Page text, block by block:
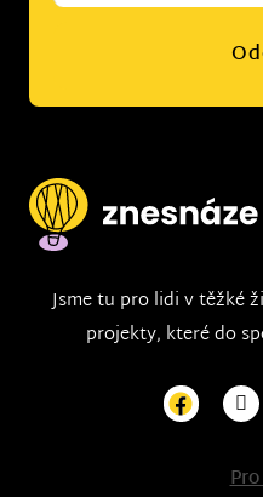
Jsme tu pro lidi v těžké
projekty, které do